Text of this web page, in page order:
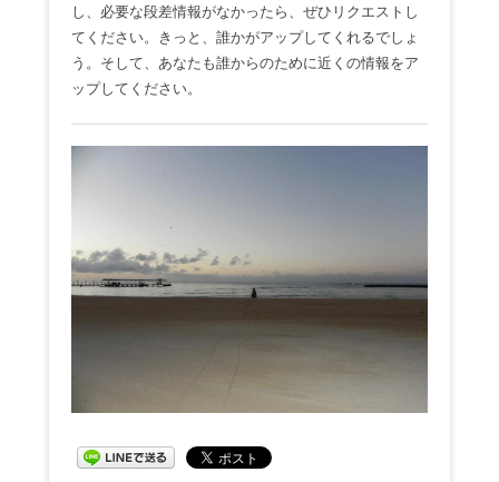
し、必要な段差情報がなかったら、ぜひリクエストし
てください。きっと、誰かがアップしてくれるでしょ
う。そして、あなたも誰からのために近くの情報をア
ップしてください。